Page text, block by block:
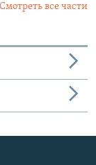
Смотреть все части